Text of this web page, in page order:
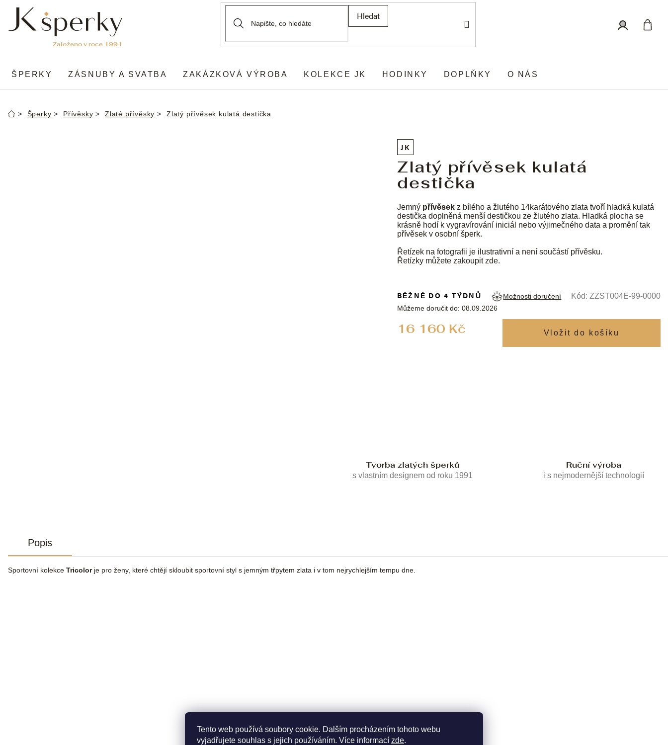
Tento web používá soubory cookie. Dalším procházením tohoto webu
vyjadřujete souhlas s jejich používáním. Více informací zde.
obsah
Hledat
ŠPERKY ZÁSNUBY A SVATBA ZAKÁZKOVÁ VÝROBA KOLEKCE JK HODINKY DOPLŇKY O NÁS
DomůŠperky Přívěsky Zlaté přívěsky Zlatý přívěsek kulatá destička
JK
Zlatý přívěsek kulatá
destička
Jemný přívěsek z bílého a žlutého 14karátového zlata tvoří hladká kulatá
destička doplněná menší destičkou ze žlutého zlata. Hladká plocha se
krásně hodí k vygravírování iniciál nebo výjimečného data a promění tak
přívěsek v osobní šperk.
Řetízek na fotografii je ilustrativní a není součástí přívěsku.
Řetízky můžete zakoupitzde.
16 160 Kč
BĚŽNĚ DO 4 TÝDNŮ
Můžeme doručit do: 08.09.2026
Možnosti doručení Kód: ZZST004E-99-0000
Tvorba zlatých šperků
s vlastním designem od roku 1991
Ruční výroba
i s nejmodernější technologií
Popis
Sportovní kolekce Tricolorje pro ženy, které chtějí skloubit sportovní styl s jemným třpytem zlata i v tom nejrychlejším tempu dne.